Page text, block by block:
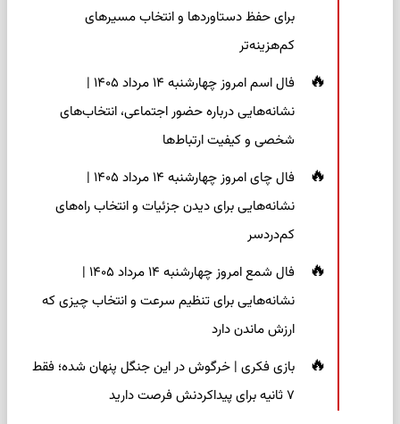
برای حفظ دستاوردها و انتخاب مسیرهای
کم‌هزینه‌تر
فال اسم امروز چهارشنبه ۱۴ مرداد ۱۴۰۵ |
نشانه‌هایی درباره حضور اجتماعی، انتخاب‌های
شخصی و کیفیت ارتباط‌ها
فال چای امروز چهارشنبه ۱۴ مرداد ۱۴۰۵ |
نشانه‌هایی برای دیدن جزئیات و انتخاب راه‌های
کم‌دردسر
فال شمع امروز چهارشنبه ۱۴ مرداد ۱۴۰۵ |
نشانه‌هایی برای تنظیم سرعت و انتخاب چیزی که
ارزش ماندن دارد
بازی فکری | خرگوش در این جنگل پنهان شده؛ فقط
۷ ثانیه برای پیداکردنش فرصت دارید